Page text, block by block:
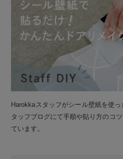
Harokkaスタッフがシール壁紙を使
タッフブログにて手順や貼り方のコ
ています。